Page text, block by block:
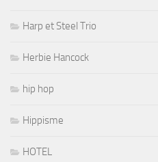
Harp et Steel Trio
Herbie Hancock
hip hop
Hippisme
HOTEL